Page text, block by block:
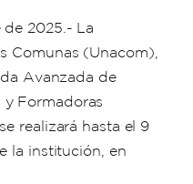
2025.- La
Comunas (Unacom),
Avanzada de
Formadoras
realizará hasta el 9
la institución, en